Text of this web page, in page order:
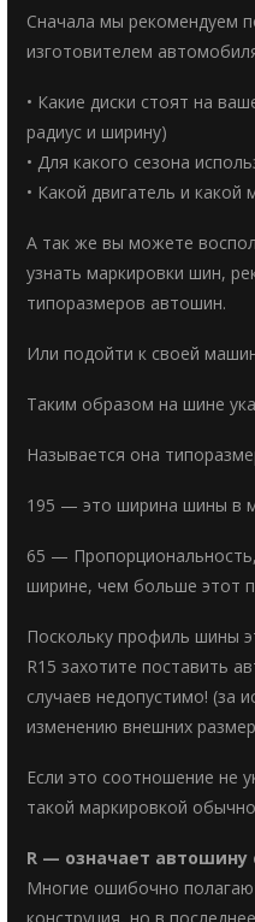
Сначала мы рекомендуем
изготовителем
• Какие диски стоят на
радиус и ширину)
• Для какого сезона
• Какой двигатель и
А так же вы можете
узнать маркировки шин,
типоразмеров автошин.
Или подойти к своей
Таким образом на шине
Называется она
195 — это ширина шины в
65 —
ширине, чем больше этот
Поскольку профиль шины
R15 захотите поставить
случаев недопустимо! (за
изменению внешних
Если это соотношение не
такой маркировкой
R — означает
Многие ошибочно